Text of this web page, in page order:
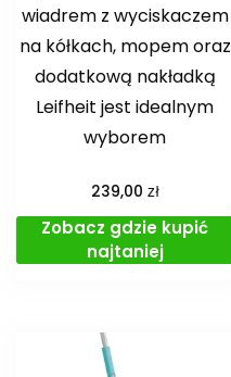
wiadrem z wyciskaczem
na kółkach, mopem oraz
dodatkową nakładką
Leifheit jest idealnym
wyborem
239,00 zł
Zobacz gdzie kupić
najtaniej